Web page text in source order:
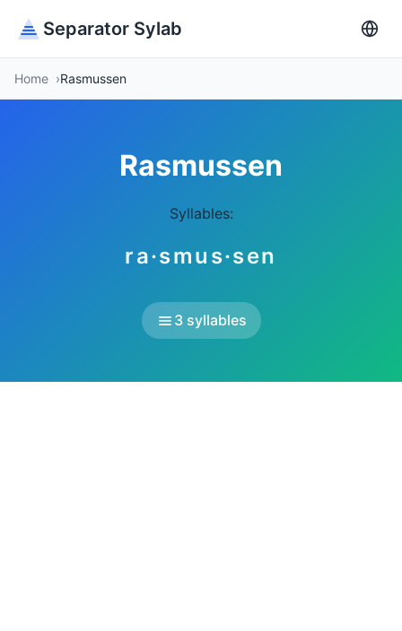
Separator Sylab
Home Rasmussen
Rasmussen
Syllables:
ra·smus·sen
3 syllables